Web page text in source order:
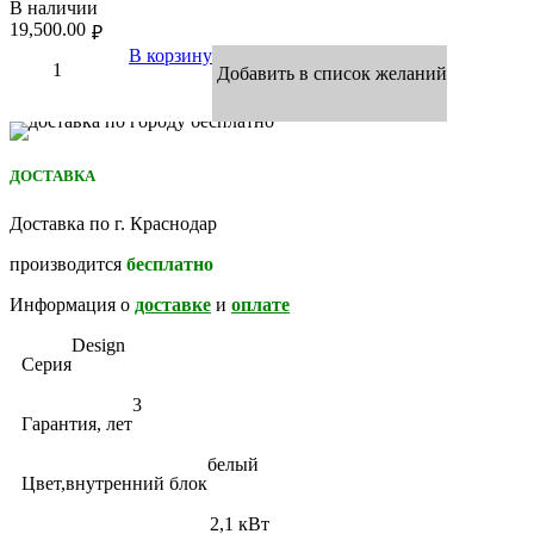
В наличии
₽
19,500.00
В корзину
Добавить в список желаний
ДОСТАВКА
Доставка по г. Краснодар
производится бесплатно
Информация о доставке и оплате
Серия
Design
Гарантия, лет
3
Цвет,внутренний блок
белый
2,1 кВт